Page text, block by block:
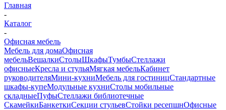
Главная
-
Каталог
-
Офисная мебель
Мебель для домаОфисная
мебельВешалкиСтолыШкафыТумбыСтеллажи
офисныеКресла и стульяМягкая мебельКабинет
руководителяМини-кухниМебель для гостиницСтандартные
шкафы-купеМодульные кухниСтолы мобильные
складныеПуфыСтеллажи библиотечные
СкамейкиБанкеткиСекции стульевСтойки ресепшнОфисные